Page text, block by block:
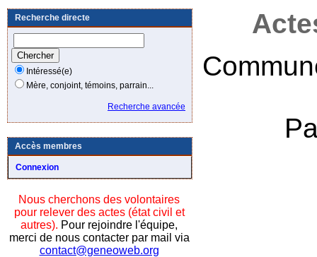
Recherche directe
Intéressé(e)
Mère, conjoint, témoins, parrain...
Recherche avancée
Accès membres
Connexion
Nous cherchons des volontaires
pour relever des actes (état civil et
autres). Pour rejoindre l'équipe,
merci de nous contacter par mail via
contact@geneoweb.org